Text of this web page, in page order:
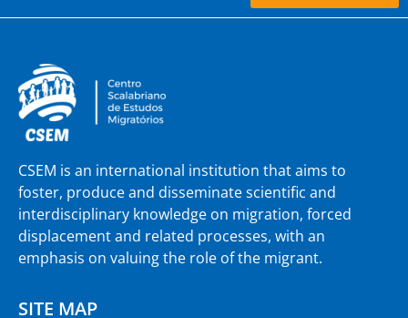
CSEM is an international institution that aims to
foster, produce and disseminate scientific and
interdisciplinary knowledge on migration, forced
displacement and related processes, with an
emphasis on valuing the role of the migrant.
SITE MAP